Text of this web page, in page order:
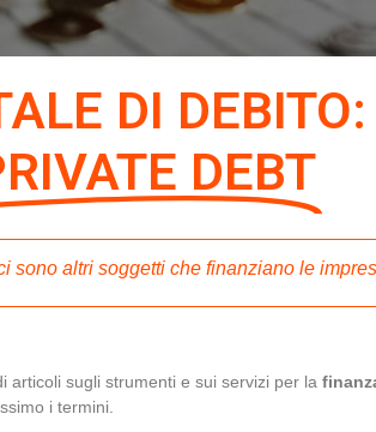
DI DEBITO:
DEBT
sono altri soggetti che finanziano le
articoli sugli strumenti e sui servizi per la
i termini.